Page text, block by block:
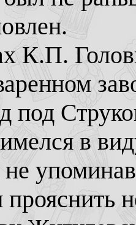
К.П.
под
имелся в
не